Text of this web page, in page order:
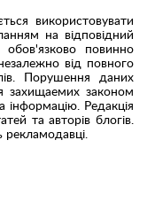
використовувати
на відповідний
обов'язково повинно
від повного
Порушення даних
захищаемих законом
інформацію. Редакція
та авторів блогів.
рекламодавці.